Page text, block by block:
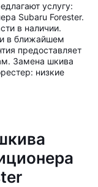
услугу:
Subaru Forester.
в наличии.
в ближайшем
предоставляет
Замена шкива
низкие